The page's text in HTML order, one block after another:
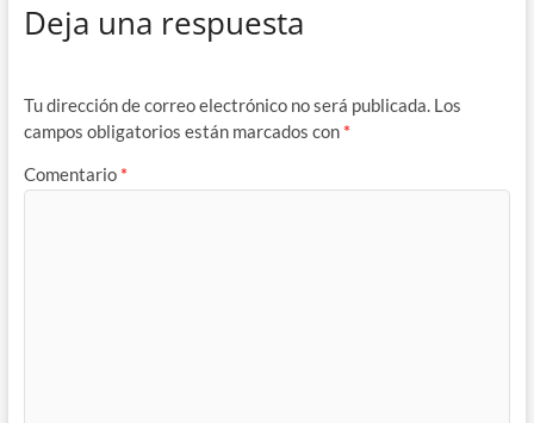
Deja una respuesta
Tu dirección de correo electrónico no será publicada. Los
campos obligatorios están marcados con *
Comentario *